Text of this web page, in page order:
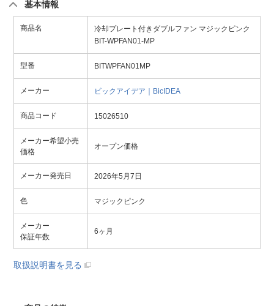
基本情報
商品名
冷却プレート付きダブルファン マジックピンク
BIT-WPFAN01-MP
型番 BITWPFAN01MP
メーカー ビックアイデア｜BicIDEA
商品コード 15026510
メーカー希望小売
価格
オープン価格
メーカー発売日 2026年5月7日
色 マジックピンク
メーカー
保証年数
6ヶ月
取扱説明書を見る